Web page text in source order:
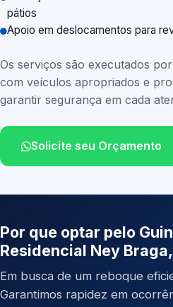
pátios
Apoio em deslocamentos para
Os serviços são executados
com veículos apropriados e
garantir segurança em cada
Solicite seu Orçamento
Por que optar pelo
Residencial Ney
Em busca de um reboque
Garantimos rapidez em